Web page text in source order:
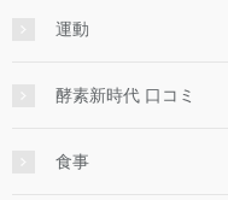
運動
酵素新時代 口コミ
食事